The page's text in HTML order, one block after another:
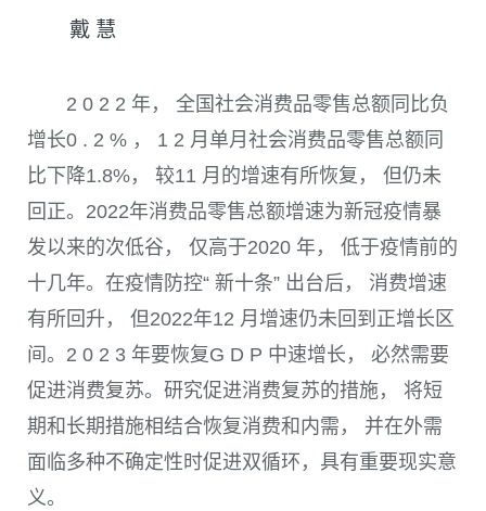
戴 慧
2 0 2 2 年， 全国社会消费品零售总额同比负
增长0 . 2 % ， 1 2 月单月社会消费品零售总额同
比下降1.8%， 较11 月的增速有所恢复， 但仍未
回正。 2022年消费品零售总额增速为新冠疫情暴
发以来的次低谷， 仅高于2020 年， 低于疫情前的
十几年。在疫情防控“ 新十条” 出台后， 消费增速
有所回升， 但2022年12 月增速仍未回到正增长区
间。 2 0 2 3 年要恢复G D P 中速增长， 必然需要
促进消费复苏。研究促进消费复苏的措施， 将短
期和长期措施相结合恢复消费和内需， 并在外需
面临多种不确定性时促进双循环，具有重要现实意
义。